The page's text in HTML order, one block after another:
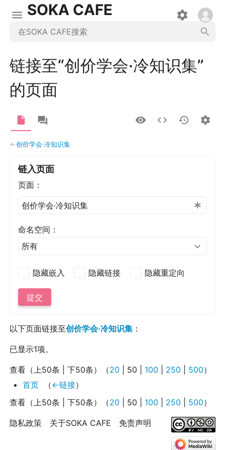
SOKA CAFE
链接至“创价学会·冷知识集”
的页面
←创价学会·冷知识集
链入页面
页面：
命名空间：
所有
隐藏嵌入 隐藏链接 隐藏重定向
提交
以下页面链接至创价学会·冷知识集 ：
已显示1项。
查看（上50条 |下50条）（20 50 100 250 500）
首页‎ （←链接）
查看（上50条 |下50条）（20 50 100 250 500）
隐私政策 关于SOKA CAFE 免责声明